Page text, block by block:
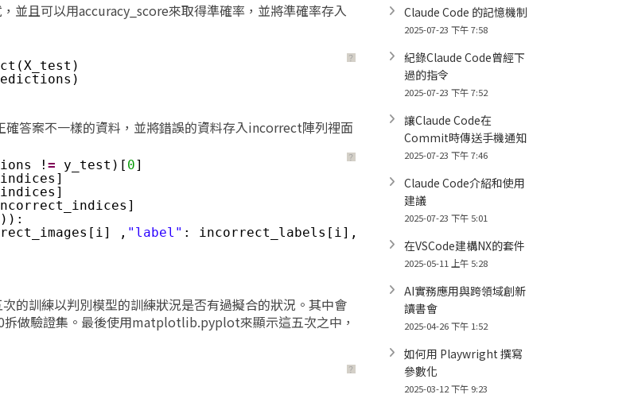
且可以用accuracy_score來取得準確率，並將準確率存入
？
答案不一樣的資料，並將錯誤的資料存入incorrect陣列裡面
？
!= y_test)[ 0]
, "label" : incorrect_labels[i],
的訓練以判別模型的訓練狀況是否有過擬合的狀況。其中會
做驗證集。最後使用matplotlib.pyplot來顯示這五次之中，
？
Claude Code 的記憶機制
2025-07-23 下午 7:58
紀錄Claude Code曾經下
過的指令
2025-07-23 下午 7:52
讓Claude Code在
Commit時傳送手機通知
2025-07-23 下午 7:46
Claude Code介紹和使用
建議
2025-07-23 下午 5:01
在VSCode建構NX的套件
2025-05-11 上午 5:28
AI實務應用與跨領域創新
讀書會
2025-04-26 下午 1:52
如何用 Playwright 撰寫
參數化
2025-03-12 下午 9:23